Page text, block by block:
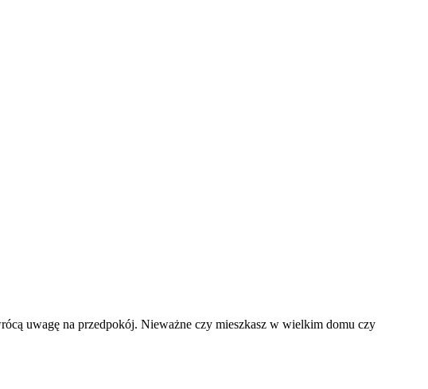
uwagę na przedpokój. Nieważne czy mieszkasz w wielkim domu czy